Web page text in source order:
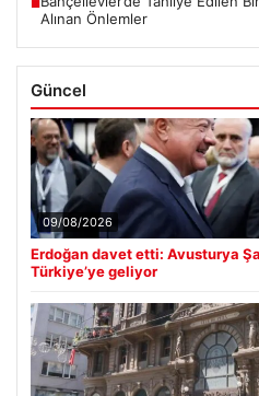
■
Alınan Önlemler
Güncel
09/08/2026
Erdoğan davet etti: Avusturya
Türkiye’ye geliyor